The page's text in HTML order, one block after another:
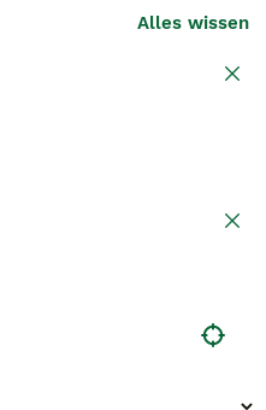
Alles wissen